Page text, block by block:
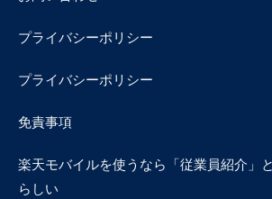
プライバシーポリシー
プライバシーポリシー
免責事項
楽天モバイルを使うなら「従業員紹介」
らしい